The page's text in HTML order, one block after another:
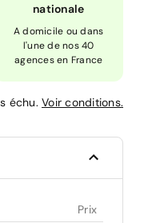
nationale
A domicile ou dans
l'une de nos 40
agences en France
échu. Voir conditions.
Prix